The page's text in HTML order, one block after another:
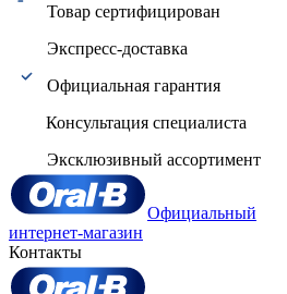
Товар сертифицирован
Экспресс-доставка
Официальная гарантия
Консультация специалиста
Эксклюзивный ассортимент
Официальный
интернет-магазин
Контакты